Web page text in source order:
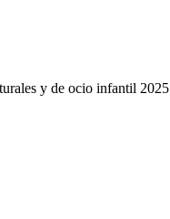
y de ocio infantil 2025